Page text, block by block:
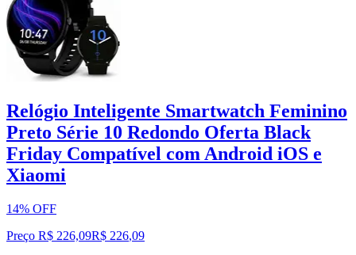
Relógio Inteligente Smartwatch Feminino
Preto Série 10 Redondo Oferta Black
Friday Compatível com Android iOS e
Xiaomi
14% OFF
Preço R$ 226,09R$ 226,09